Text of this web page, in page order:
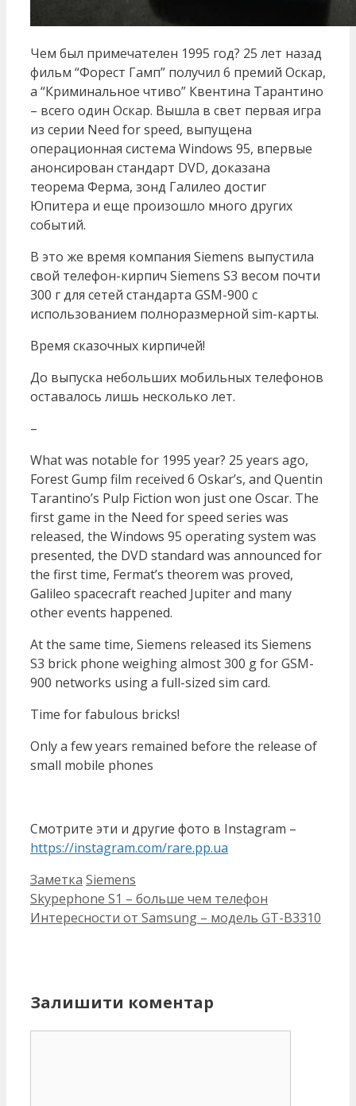
Чем был примечателен 1995 год? 25 лет назад
фильм “Форест Гамп” получил 6 премий Оскар,
а “Криминальное чтиво” Квентина Тарантино
– всего один Оскар. Вышла в свет первая игра
из серии Need for speed, выпущена
операционная система Windows 95, впервые
анонсирован стандарт DVD, доказана
теорема Ферма, зонд Галилео достиг
Юпитера и еще произошло много других
событий.
В это же время компания Siemens выпустила
свой телефон-кирпич Siemens S3 весом почти
300 г для сетей стандарта GSM-900 с
использованием полноразмерной sim-карты.
Время сказочных кирпичей!
До выпуска небольших мобильных телефонов
оставалось лишь несколько лет.
–
What was notable for 1995 year? 25 years ago,
Forest Gump film received 6 Oskar’s, and Quentin
Tarantino’s Pulp Fiction won just one Oscar. The
first game in the Need for speed series was
released, the Windows 95 operating system was
presented, the DVD standard was announced for
the first time, Fermat’s theorem was proved,
Galileo spacecraft reached Jupiter and many
other events happened.
At the same time, Siemens released its Siemens
S3 brick phone weighing almost 300 g for GSM-
900 networks using a full-sized sim card.
Time for fabulous bricks!
Only a few years remained before the release of
small mobile phones
Смотрите эти и другие фото в Instagram –
https://instagram.com/rare.pp.ua
Категорії
Заметка Позначки
Siemens
Skypephone S1 – больше чем телефон
Интересности от Samsung – модель GT-B3310
Залишити коментар